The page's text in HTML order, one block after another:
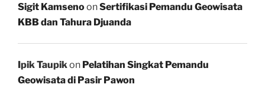
Sigit KamsenoonSertifikasi Pemandu Geowisata
KBB dan Tahura Djuanda
Ipik Taupik on Pelatihan Singkat Pemandu
Geowisata di Pasir Pawon